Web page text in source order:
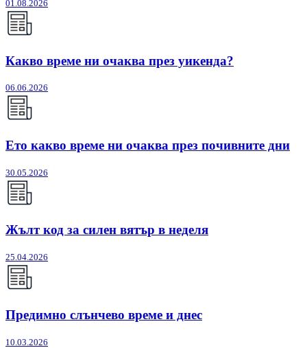
01.08.2026
Какво време ни очаква през уикенда?
06.06.2026
Ето какво време ни очаква през почивните дни
30.05.2026
Жълт код за силен вятър в неделя
25.04.2026
Предимно слънчево време и днес
10.03.2026